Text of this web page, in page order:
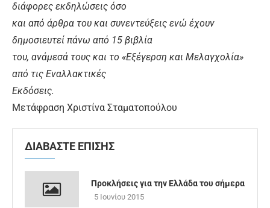
διάφορες εκδηλώσεις όσο
και από άρθρα του και συνεντεύξεις ενώ έχουν
δημοσιευτεί πάνω από 15 βιβλία
του, ανάμεσά τους και το «Εξέγερση και Μελαγχολία»
από τις Εναλλακτικές
Εκδόσεις.
Μετάφραση Χριστίνα Σταματοπούλου
ΔΙΑΒΑΣΤΕ ΕΠΙΣΗΣ
Προκλήσεις για την Ελλάδα του σήμερα
5 Ιουνίου 2015